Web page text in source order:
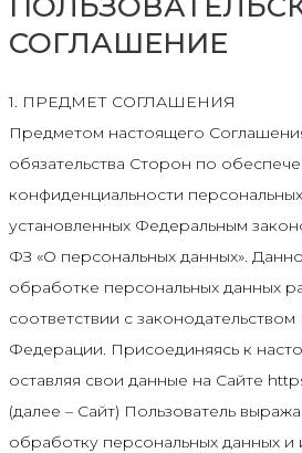
СОГЛАШЕНИЕ
1. ПРЕДМЕТ СОГЛАШЕНИЯ
Предметом настоящего
обязательства Сторон по
конфиденциальности
установленных Федеральным
ФЗ «О персональных данных».
обработке персональных данных
соответствии с
Федерации. Присоединяясь к
оставляя свои данные на Сайте
(далее – Сайт) Пользователь
обработку персональных данных и